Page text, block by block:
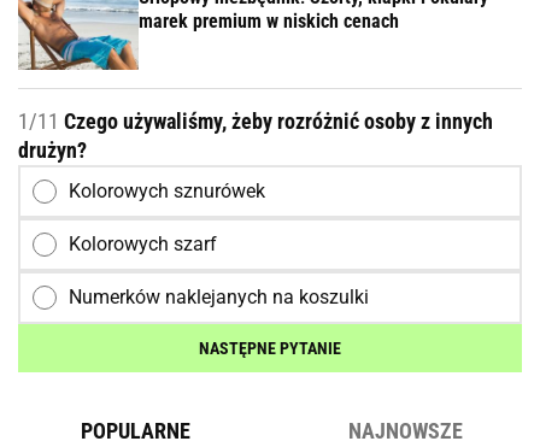
marek premium w niskich cenach
1/11 Czego używaliśmy, żeby rozróżnić osoby z innych
drużyn?
Kolorowych sznurówek
Kolorowych szarf
Numerków naklejanych na koszulki
NASTĘPNE PYTANIE
POPULARNE NAJNOWSZE